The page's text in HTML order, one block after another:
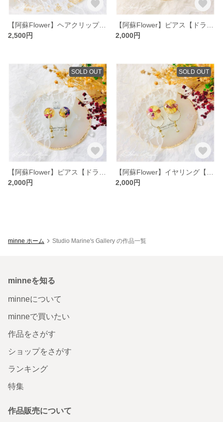
【阿蘇Flower】ヘアクリップ【ドライフラワー】
2,500円
2,000円
SOLD OUT
2,000円
SOLD OUT
2,000円
minne ホーム Studio Marine's Gallery の作品一覧
minneを知る
minneについて
minneで買いたい
作品をさがす
ショップをさがす
ランキング
特集
作品販売について